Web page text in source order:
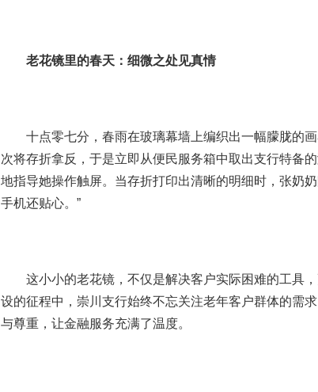
老花镜里的春天：细微之处见真情
十点零七分，春雨在玻璃幕墙上编织出一幅朦胧的
次将存折拿反，于是立即从便民服务箱中取出支行特备
地指导她操作触屏。当存折打印出清晰的明细时，张奶
手机还贴心。”
这小小的老花镜，不仅是解决客户实际困难的工具
设的征程中，崇川支行始终不忘关注老年客户群体的需
与尊重，让金融服务充满了温度。